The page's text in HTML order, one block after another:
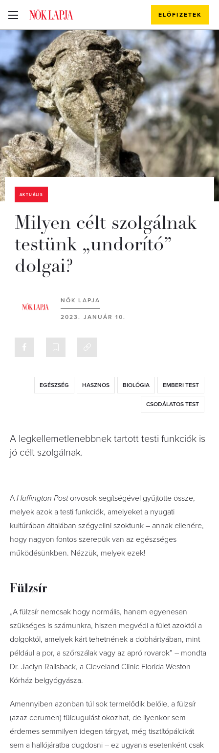
ELŐFIZETEK
AKTUÁLIS
Milyen célt szolgálnak
testünk „undorító”
dolgai?
NŐK LAPJA
2023. JANUÁR 10.
EGÉSZSÉG HASZNOS BIOLÓGIA EMBERI TEST
CSODÁLATOS TEST
A legkellemetlenebbnek tartott testi funkciók is
jó célt szolgálnak.
A Huffington Postorvosok segítségével gyűjtötte össze,
melyek azok a testi funkciók, amelyeket a nyugati
kultúrában általában szégyellni szoktunk – annak ellenére,
hogy nagyon fontos szerepük van az egészséges
működésünkben. Nézzük, melyek ezek!
Fülzsír
„A fülzsír nemcsak hogy normális, hanem egyenesen
szükséges is számunkra, hiszen megvédi a fület azoktól a
dolgoktól, amelyek kárt tehetnének a dobhártyában, mint
például a por, a szőrszálak vagy az apró rovarok” – mondta
Dr. Jaclyn Railsback, a Cleveland Clinic Florida Weston
Kórház belgyógyásza.
Amennyiben azonban túl sok termelődik belőle, a fülzsír
(azaz cerumen) füldugulást okozhat, de ilyenkor sem
érdemes semmilyen idegen tárgyat, még tisztítópálcikát
sem a hallójáratba dugdosni – ez ugyanis esetenként csak